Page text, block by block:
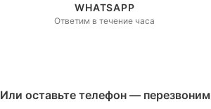
WHATSAPP
Ответим в течение часа
Или оставьте телефон — перезвоним